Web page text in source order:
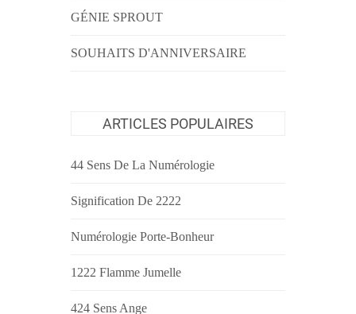
GÉNIE SPROUT
SOUHAITS D'ANNIVERSAIRE
ARTICLES POPULAIRES
44 Sens De La Numérologie
Signification De 2222
Numérologie Porte-Bonheur
1222 Flamme Jumelle
424 Sens Ange